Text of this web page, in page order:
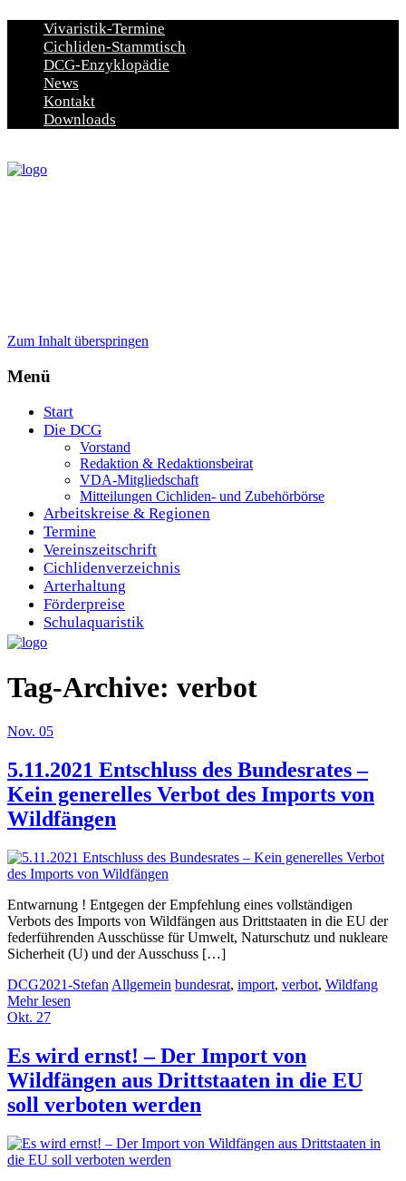
Vivaristik-Termine
Cichliden-Stammtisch
DCG-Enzyklopädie
News
Kontakt
Downloads
Zum Inhalt überspringen
Menü
Start
Die DCG
Vorstand
Redaktion & Redaktionsbeirat
VDA-Mitgliedschaft
Mitteilungen Cichliden- und Zubehörbörse
Arbeitskreise & Regionen
Termine
Vereinszeitschrift
Cichlidenverzeichnis
Arterhaltung
Förderpreise
Schulaquaristik
Tag-Archive: verbot
Nov. 05
5.11.2021 Entschluss des Bundesrates –
Kein generelles Verbot des Imports von
Wildfängen
Entwarnung ! Entgegen der Empfehlung eines vollständigen
Verbots des Imports von Wildfängen aus Drittstaaten in die EU der
federführenden Ausschüsse für Umwelt, Naturschutz und nukleare
Sicherheit (U) und der Ausschuss […]
DCG2021-Stefan Allgemein bundesrat, import, verbot, Wildfang
Mehr lesen
Okt. 27
Es wird ernst! – Der Import von
Wildfängen aus Drittstaaten in die EU
soll verboten werden